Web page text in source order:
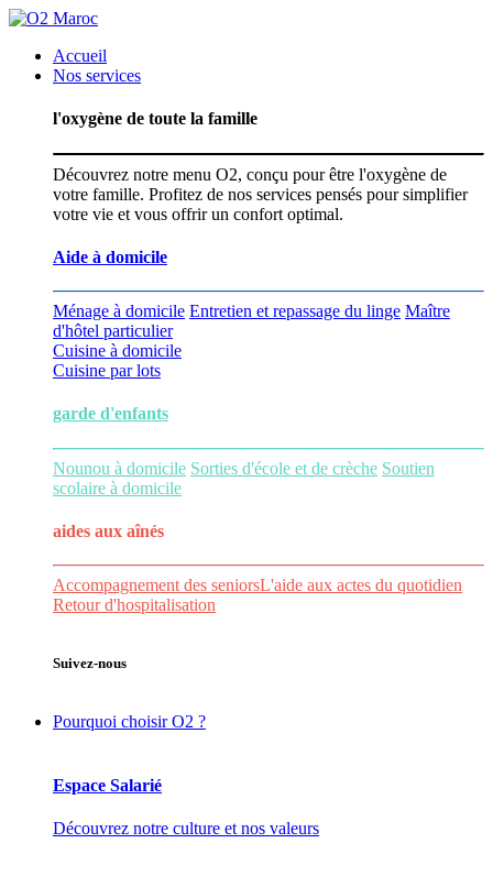
Accueil
Nos services
l'oxygène de toute la famille
Découvrez notre menu O2, conçu pour être l'oxygène de
votre famille. Profitez de nos services pensés pour simplifier
votre vie et vous offrir un confort optimal.
Aide à domicile
Ménage à domicile Entretien et repassage du linge Maître
d'hôtel particulier
Cuisine à domicile
Cuisine par lots
garde d'enfants
Nounou à domicile Sorties d'école et de crèche Soutien
scolaire à domicile
aides aux aînés
Accompagnement des seniorsL'aide aux actes du quotidien
Retour d'hospitalisation
Suivez-nous
Pourquoi choisir O2 ?
Espace Salarié
Découvrez notre culture et nos valeurs